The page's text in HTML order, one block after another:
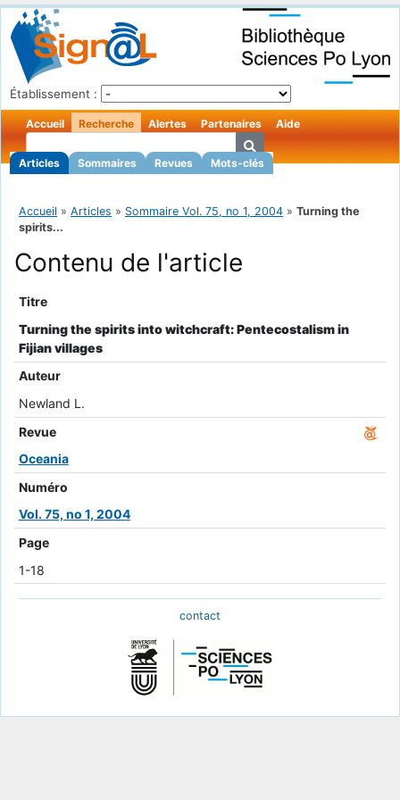
Établissement :
Accueil Recherche
Articles Sommaires Revues Mots-clés
Alertes Partenaires Aide
Accueil » Articles » Sommaire Vol. 75, no 1, 2004 » Turning the
spirits...
Contenu de l'article
Titre
Turning the spirits into witchcraft: Pentecostalism in
Fijian villages
Auteur
Newland L.
Revue
Oceania
Numéro
Vol. 75, no 1, 2004
Page
1-18
contact